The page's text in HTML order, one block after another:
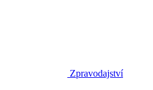
Zpravodajství